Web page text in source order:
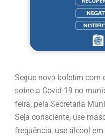
Segue novo boletim com
sobre a Covid-19 no
feira, pela Secretaria
Seja consciente, use
frequência, use álcool